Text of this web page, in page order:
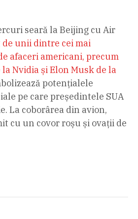
seară la Beijing cu Air
unii dintre cei mai
afaceri americani, precum
Nvidia și Elon Musk de la
potențialele
pe care președintele SUA
La coborârea din avion,
cu un covor roșu și ovații de